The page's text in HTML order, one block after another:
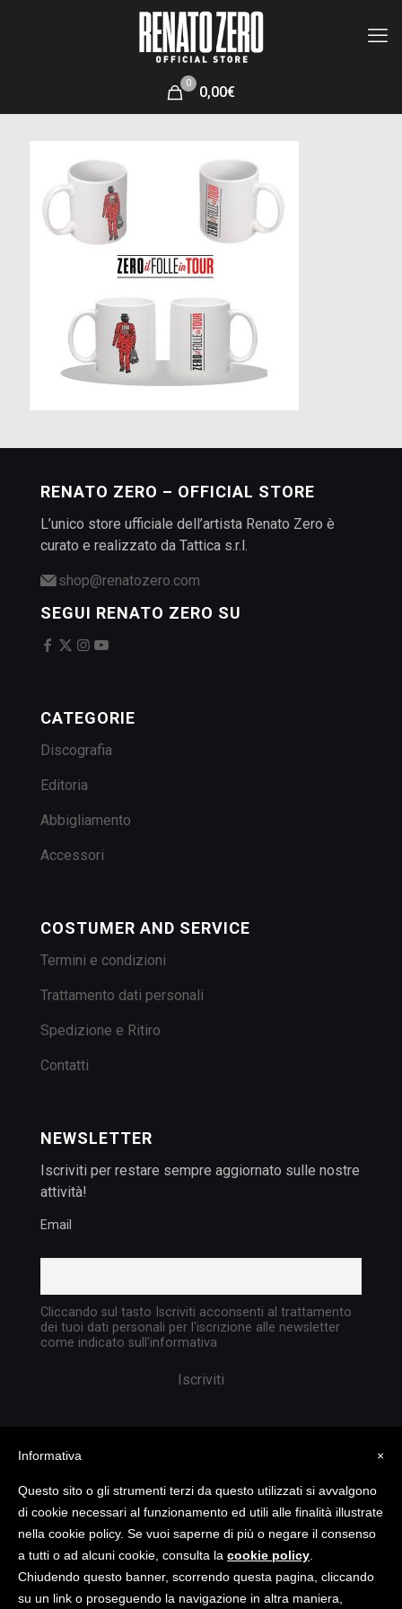
0
0,00€
RENATO ZERO – OFFICIAL STORE
L’unico store ufficiale dell’artista Renato Zero è
curato e realizzato da Tattica s.r.l.
shop@renatozero.com
SEGUI RENATO ZERO SU
CATEGORIE
Discografia
Editoria
Abbigliamento
Accessori
COSTUMER AND SERVICE
Termini e condizioni
Trattamento dati personali
Spedizione e Ritiro
Contatti
NEWSLETTER
Iscriviti per restare sempre aggiornato sulle nostre
attività!
Email
Cliccando sul tasto Iscriviti acconsenti al trattamento
dei tuoi dati personali per l'iscrizione alle newsletter
come indicato sull'informativa
Copyright @ 2023 TATTICA S.R.L. | All rights
reserved | P.I. 05903351004
×
Informativa
Questo sito o gli strumenti terzi da questo utilizzati si avvalgono
di cookie necessari al funzionamento ed utili alle finalità illustrate
nella cookie policy. Se vuoi saperne di più o negare il consenso
a tutti o ad alcuni cookie, consulta la cookie policy
Chiudendo questo banner, scorrendo questa pagina, cliccando
su un link o proseguendo la navigazione in altra maniera,